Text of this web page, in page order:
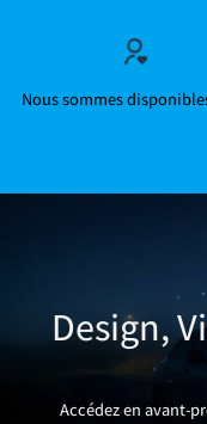
Nous sommes
Design,
Accédez en avant-